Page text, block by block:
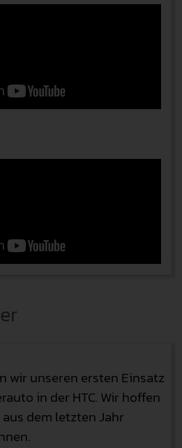
wir unseren ersten Einsatz
in der HTC. Wir hoffen
dem letzten Jahr